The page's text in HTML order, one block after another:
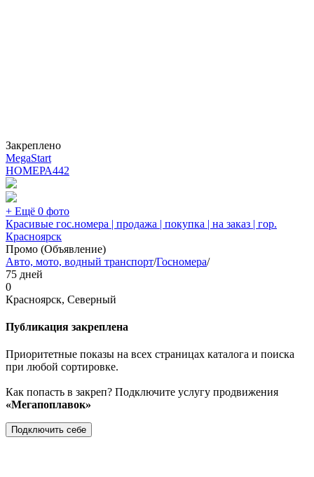
Закреплено
MegaStart
НОМЕРА442
+ Ещё 0 фото
Красивые гос.номера | продажа | покупка | на заказ | гор.
Красноярск
Промо (Объявление)
Авто, мото, водный транспорт/Госномера/
75 дней
0
Красноярск, Северный
Публикация закреплена
Приоритетные показы на всех страницах каталога и поиска
при любой сортировке.
Как попасть в закреп? Подключите услугу продвижения
«Мегапоплавок»
Подключить себе